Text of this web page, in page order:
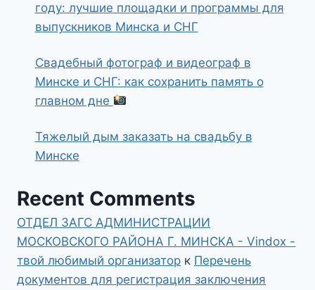
году: лучшие площадки и программы для
выпускников Минска и СНГ
Свадебный фотограф и видеограф в
Минске и СНГ: как сохранить память о
главном дне
Тяжелый дым заказать на свадьбу в
Минске
Recent Comments
ОТДЕЛ ЗАГС АДМИНИСТРАЦИИ
МОСКОВСКОГО РАЙОНА Г. МИНСКА - Vindox -
твой любимый организатор к Перечень
документов для регистрация заключения